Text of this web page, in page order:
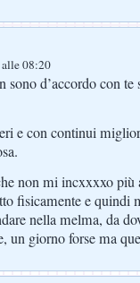
08:20
sono d’accordo con
e con continui
non mi incxxxxo più
fisicamente e quindi
nella melma, da
un giorno forse ma